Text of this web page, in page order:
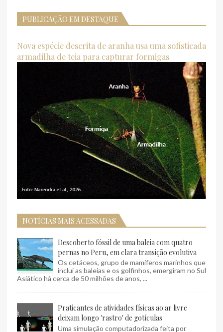
PUBLICAÇÃO EM DESTAQUE
Nova espécie descrita de aranha usa uma sofisticada
armadilha de teia para capturar formigas
NOTÍCIAS MAIS ACESSADAS
Descoberto fóssil de uma baleia com quatro
pernas no Peru, em clara transição evolutiva
Os cetáceos, grupo de mamíferos marinhos que
inclui as baleias e os golfinhos, emergiram no Sul
Asiático há cerca de 50 milhões de anos, ...
Praticantes de atividades físicas ao ar livre
deixam longo 'rastro' de gotículas
Uma simulação computadorizada feita por